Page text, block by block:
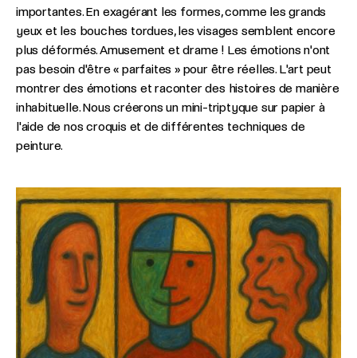
importantes. En exagérant les formes, comme les grands
yeux et les bouches tordues, les visages semblent encore
plus déformés. Amusement et drame ! Les émotions n'ont
pas besoin d'être « parfaites » pour être réelles. L'art peut
montrer des émotions et raconter des histoires de manière
inhabituelle. Nous créerons un mini-triptyque sur papier à
l'aide de nos croquis et de différentes techniques de
peinture.